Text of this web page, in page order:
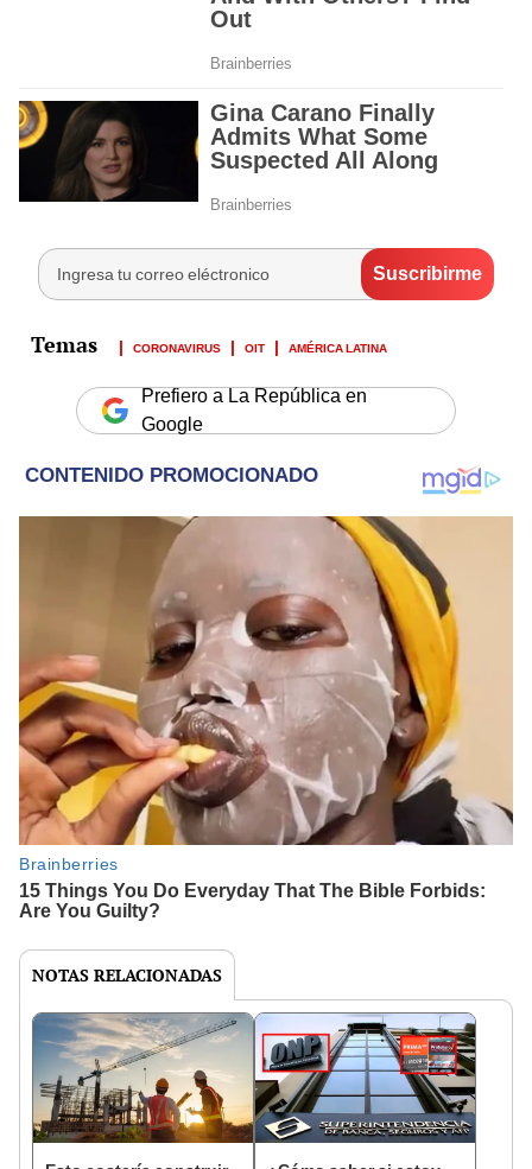
CORONAVIRUS OIT AMÉRICA LATINA
Prefiero a La República en
Google
NOTAS RELACIONADAS